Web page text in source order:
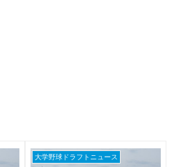
大学野球ドラフトニュース